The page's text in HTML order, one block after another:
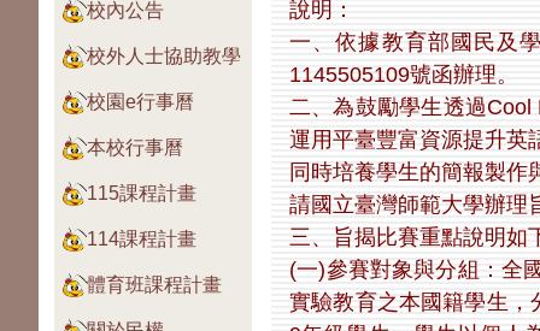
校內公告
校外人士協助教學
校園e行事曆
本校行事曆
115課程計畫
114課程計畫
體育班課程計畫
說明：
一、依據教育部國民及
1145505109號函辦理。
二、為鼓勵學生透過
運用平臺豐富資源提升英
同時培養學生的簡報製作
請國立臺灣師範大學辦理
三、旨揭比賽重點說明如
(一)參賽對象與分組：全
實驗教育之本國籍學生